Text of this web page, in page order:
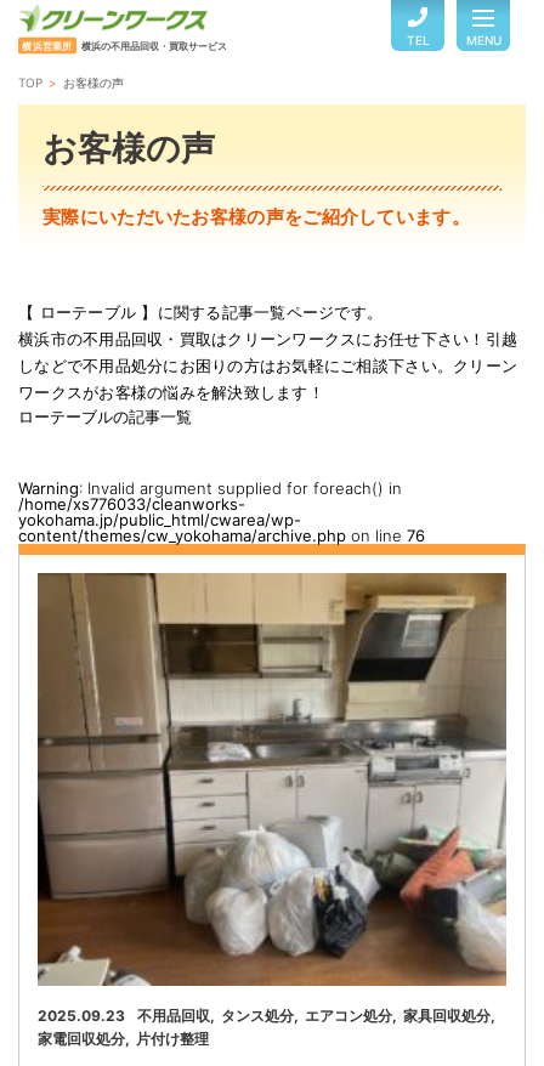
横浜営業所 横浜の不用品回収・買取サービス TEL MENU
サービスのご案内
回収品目・料金
お客様の声
お問い合わせ
会社概要
キャンペーン
WEB割引券プレゼント！
TOP お客様の声
お客様の声
実際にいただいたお客様の声をご紹介しています。
【 ローテーブル 】に関する記事一覧ページです。
横浜市の不用品回収・買取はクリーンワークスにお任せ下さい！引越
しなどで不用品処分にお困りの方はお気軽にご相談下さい。クリーン
ワークスがお客様の悩みを解決致します！
ローテーブルの記事一覧
Warning: Invalid argument supplied for foreach() in
/home/xs776033/cleanworks-
yokohama.jp/public_html/cwarea/wp-
content/themes/cw_yokohama/archive.php on line 76
2025.09.23 不用品回収 タンス処分 エアコン処分 家具回収処分
家電回収処分
片付け整理